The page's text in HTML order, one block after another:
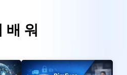
배 워